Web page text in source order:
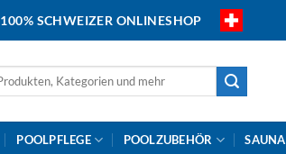
100% SCHWEIZER ONLINESHOP
POOLPFLEGE POOLZUBEHÖR SAUNA